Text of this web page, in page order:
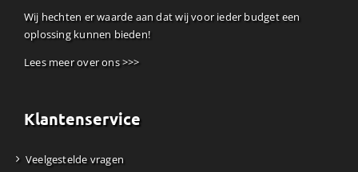
Wij hechten er waarde aan dat wij voor ieder budget een
oplossing kunnen bieden!
Lees meer over ons >>>
Klantenservice
Veelgestelde vragen